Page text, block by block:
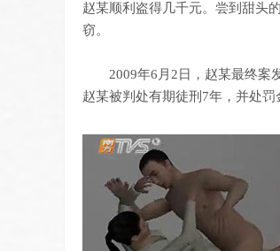
赵某顺利盗得几千元。尝到甜头
窃。
2009年6月2日，赵某最终案发
赵某被判处有期徒刑7年，并处